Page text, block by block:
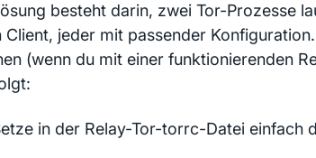
besteht darin, zwei Tor-Prozesse
Client, jeder mit passender
(wenn du mit einer funktionierenden
in der Relay-Tor-torrc-Datei einfach